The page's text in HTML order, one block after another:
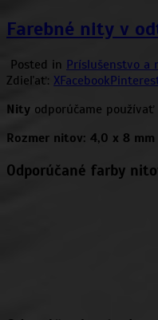
Farebné nity v
Posted in Príslušenstvo a
Zdieľať: XFacebook
Nity odporúčame
Rozmer nitov: 4,0 x 8 mm
Odporúčané farby